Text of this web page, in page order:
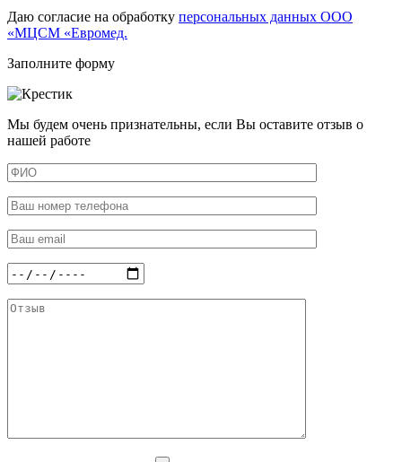
Даю согласие на обработку персональных данных ООО
«МЦСМ «Евромед.
Заполните форму
Мы будем очень признательны, если Вы оставите отзыв о
нашей работе